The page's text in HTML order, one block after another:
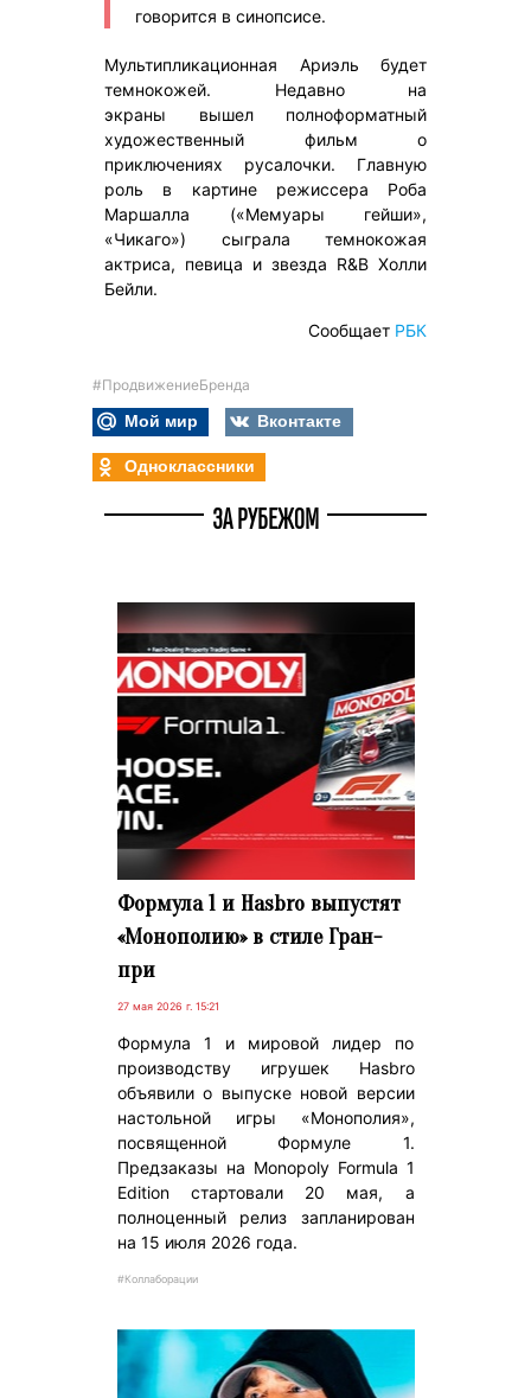
говорится в синопсисе.
Мультипликационная Ариэль будет
темнокожей. Недавно на
экраны вышел полноформатный
художественный фильм о
приключениях русалочки. Главную
роль в картине режиссера Роба
Маршалла («Мемуары гейши»,
«Чикаго») сыграла темнокожая
актриса, певица и звезда R&B Холли
Бейли.
Сообщает РБК
#ПродвижениеБренда
Мой мир
Вконтакте
Одноклассники
ЗА РУБЕЖОМ
Формула 1 и Hasbro выпустят
«Монополию» в стиле Гран-
при
27 мая 2026 г. 15:21
Формула 1 и мировой лидер по
производству игрушек Hasbro
объявили о выпуске новой версии
настольной игры «Монополия»,
посвященной Формуле 1.
Предзаказы на Monopoly Formula 1
Edition стартовали 20 мая, а
полноценный релиз запланирован
на 15 июля 2026 года.
#Коллаборации